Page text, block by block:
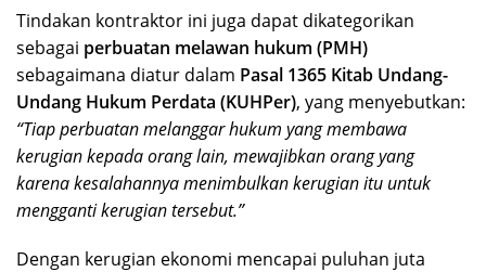
Tindakan kontraktor ini juga dapat dikategorikan
sebagai perbuatan melawan hukum (PMH)
sebagaimana diatur dalam Pasal 1365 Kitab Undang-
Undang Hukum Perdata (KUHPer), yang menyebutkan:
“Tiap perbuatan melanggar hukum yang membawa
kerugian kepada orang lain, mewajibkan orang yang
karena kesalahannya menimbulkan kerugian itu untuk
mengganti kerugian tersebut.”
Dengan kerugian ekonomi mencapai puluhan juta